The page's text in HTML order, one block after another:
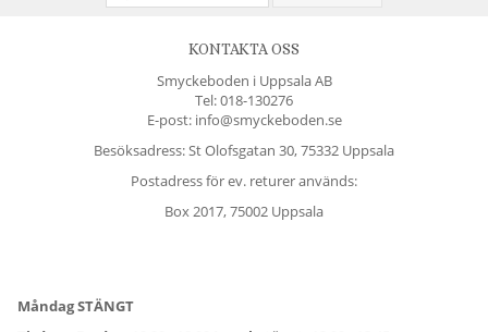
KONTAKTA OSS
Smyckeboden i Uppsala AB
Tel:018-130276
E-post: info@smyckeboden.se
Besöksadress: St Olofsgatan 30, 75332 Uppsala
Postadress för ev. returer används:
Box 2017, 75002 Uppsala
Måndag STÄNGT